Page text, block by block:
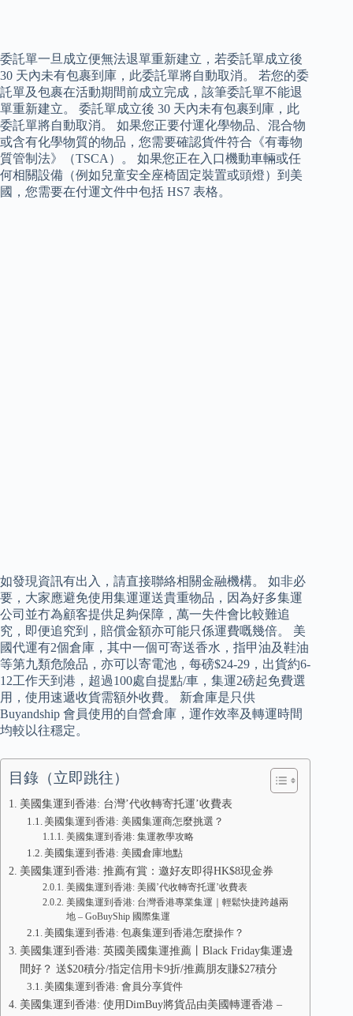
委託單一旦成立便無法退單重新建立，若委託單成立後
30 天內未有包裹到庫，此委託單將自動取消。 若您的委
託單及包裹在活動期間前成立完成，該筆委託單不能退
單重新建立。 委託單成立後 30 天內未有包裹到庫，此
委託單將自動取消。 如果您正要付運化學物品、混合物
或含有化學物質的物品，您需要確認貨件符合《有毒物
質管制法》（TSCA）。 如果您正在入口機動車輛或任
何相關設備（例如兒童安全座椅固定裝置或頭燈）到美
國，您需要在付運文件中包括 HS7 表格。
如發現資訊有出入，請直接聯絡相關金融機構。 如非必
要，大家應避免使用集運運送貴重物品，因為好多集運
公司並冇為顧客提供足夠保障，萬一失件會比較難追
究，即便追究到，賠償金額亦可能只係運費嘅幾倍。 美
國代運有2個倉庫，其中一個可寄送香水，指甲油及鞋油
等第九類危險品，亦可以寄電池，每磅$24-29，出貨約6-
12工作天到港，超過100處自提點/車，集運2磅起免費選
用，使用速遞收貨需額外收費。 新倉庫是只供
Buyandship 會員使用的自營倉庫，運作效率及轉運時間
均較以往穩定。
目錄（立即跳往）
美國集運到香港: 台灣’代收轉寄托運’收費表
美國集運到香港: 美國集運商怎麼挑選？
美國集運到香港: 集運教學攻略
美國集運到香港: 美國倉庫地點
美國集運到香港: 推薦有賞：邀好友即得HK$8現金券
美國集運到香港: 美國’代收轉寄托運’收費表
美國集運到香港: 台灣香港專業集運｜輕鬆快捷跨越兩
地 – GoBuyShip 國際集運
美國集運到香港: 包裹集運到香港怎麼操作？
美國集運到香港: 英國美國集運推薦丨Black Friday集運邊
間好？ 送$20積分/指定信用卡9折/推薦朋友賺$27積分
美國集運到香港: 會員分享貨件
美國集運到香港: 使用DimBuy將貨品由美國轉運香港 –